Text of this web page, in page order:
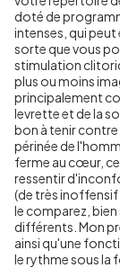
doté de
intenses, qui peut
sorte que vous
stimulation
plus ou moins
principalement
levrette et de la
bon à tenir
périnée de
ferme au cœur,
ressentir
(de très inoffensif
le comparez, bien
différents. Mon
ainsi qu'une
le rythme sous la